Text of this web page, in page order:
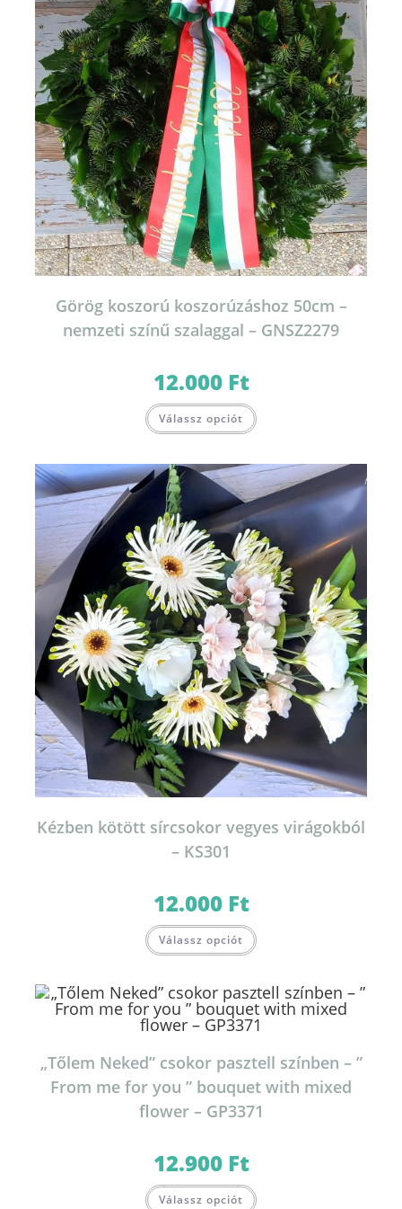
Görög koszorú koszorúzáshoz 50cm –
nemzeti színű szalaggal – GNSZ2279
12.000 Ft
Válassz opciót
Kézben kötött sírcsokor vegyes virágokból
– KS301
12.000 Ft
Válassz opciót
„Tőlem Neked” csokor pasztell színben – ”
From me for you ” bouquet with mixed
flower – GP3371
12.900 Ft
Válassz opciót